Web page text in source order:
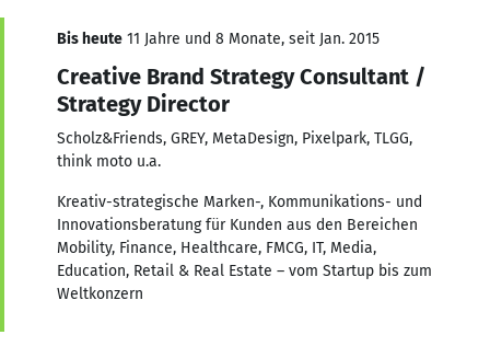
Bis heute 11 Jahre und 8 Monate, seit Jan. 2015
Creative Brand Strategy Consultant /
Strategy Director
Scholz&Friends, GREY, MetaDesign, Pixelpark, TLGG,
think moto u.a.
Kreativ-strategische Marken-, Kommunikations- und
Innovationsberatung für Kunden aus den Bereichen
Mobility, Finance, Healthcare, FMCG, IT, Media,
Education, Retail & Real Estate – vom Startup bis zum
Weltkonzern